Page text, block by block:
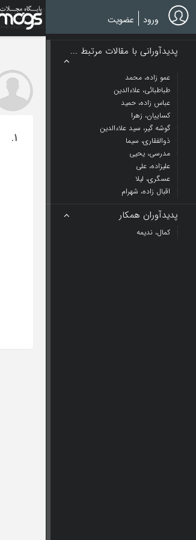
Skip
to
main
ورود عضویت
پدیدآورانی با مقالات مرتبط ...
عمو زاده، محمد
طباطبائی، علاءالدین
عباس زاده، حمید
کساییان، زهرا
گوشه گیر، سید علاءالدین
ذوالفقاری، سیما
مدرسی، یحیی
علیزاده، علی
عسگری، لیلا
اقبال زاده، شهرام
پدیدآوران همکار
کمال، ندیمه
1.